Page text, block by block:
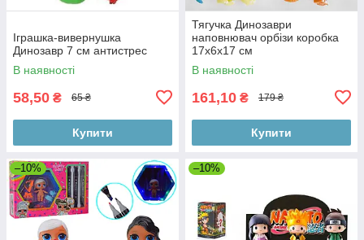
Іграшка-вивернушка
Динозавр 7 см антистрес
В наявності
58,50 ₴ 65 ₴
Купити
Тягучка Динозаври
наповнювач орбізи коробка
17х6х17 см
В наявності
161,10 ₴ 179 ₴
Купити
–10% –10%